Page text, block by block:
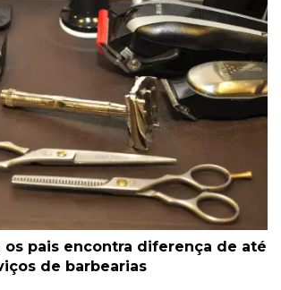
os pais encontra diferença de até
de barbearias